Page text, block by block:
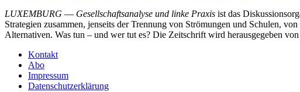
LUXEMBURG — Gesellschaftsanalyse und linke Praxis ist das
Strategien zusammen, jenseits der Trennung von Strömungen und Schulen,
Alternativen. Was tun – und wer tut es? Die Zeitschrift wird herausgegeben
Kontakt
Abo
Impressum
Datenschutzerklärung